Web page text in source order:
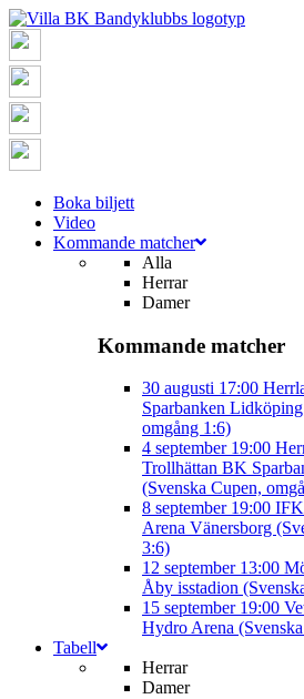
Boka biljett
Video
Kommande matcher
Alla
Herrar
Damer
Kommande matcher
30 augusti 17:00
Sparbanken
omgång 1:6)
4 september 19:00
Trollhättan BK
(Svenska Cupen,
8 september 19:00 IFK
Arena Vänersborg
3:6)
12 september 13:00
Åby isstadion
15 september 19:00
Hydro Arena
Tabell
Herrar
Damer